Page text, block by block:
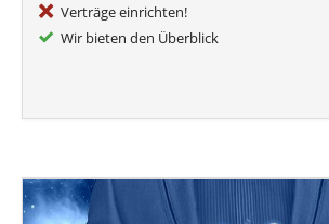
Verträge einrichten!
Wir bieten den Überblick